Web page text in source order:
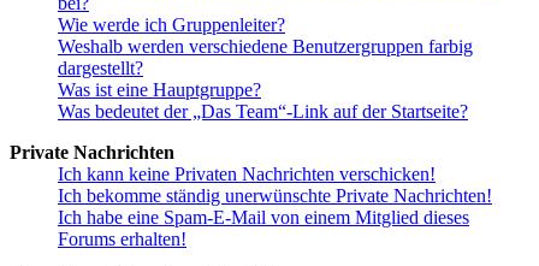
Wie werde ich Gruppenleiter?
Weshalb werden verschiedene Benutzergruppen farbig
dargestellt?
Was ist eine Hauptgruppe?
Was bedeutet der „Das Team“-Link auf der Startseite?
Private Nachrichten
Ich kann keine Privaten Nachrichten verschicken!
Ich bekomme ständig unerwünschte Private Nachrichten!
Ich habe eine Spam-E-Mail von einem Mitglied dieses
Forums erhalten!